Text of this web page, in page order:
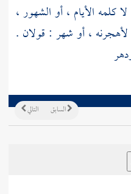
كلمه الأيام ، أو الشهور ،
، أو شهر : قولان .
التالي السابق